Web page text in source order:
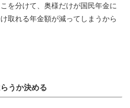
を分けて、奥様だけが国民年金に
取れる年金額が減ってしまうから
うか決める